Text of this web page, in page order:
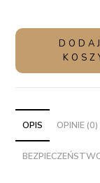
ilość
na
przyjaciółki
balon
OPIS OPINIE (0)